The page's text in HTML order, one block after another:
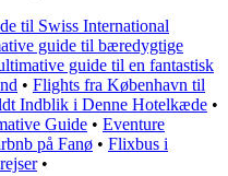
til Swiss International
guide til bæredygtige
guide til en fantastisk
• Flights fra København til
Indblik i Denne Hotelkæde •
Guide • Eventure
på Fanø • Flixbus i
•